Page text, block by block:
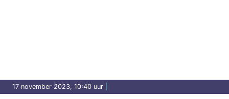
17 november 2023, 10:40 uur